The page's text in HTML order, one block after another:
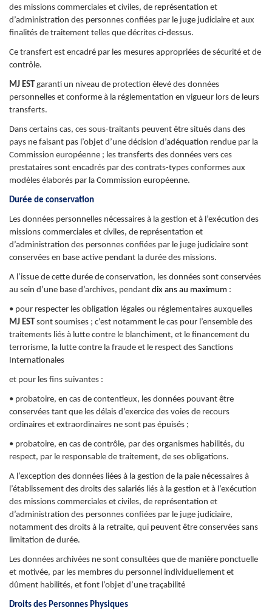
des missions commerciales et civiles, de représentation et
d’administration des personnes confiées par le juge judiciaire et aux
finalités de traitement telles que décrites ci-dessus.
Ce transfert est encadré par les mesures appropriées de sécurité et de
contrôle.
MJ ESTgaranti un niveau de protection élevé des données
personnelles et conforme à la réglementation en vigueur lors de leurs
transferts.
Dans certains cas, ces sous-traitants peuvent être situés dans des
pays ne faisant pas l’objet d’une décision d’adéquation rendue par la
Commission européenne ; les transferts des données vers ces
prestataires sont encadrés par des contrats-types conformes aux
modèles élaborés par la Commission européenne.
Durée de conservation
Les données personnelles nécessaires à la gestion et à l’exécution des
missions commerciales et civiles, de représentation et
d’administration des personnes confiées par le juge judiciaire sont
conservées en base active pendant la durée des missions.
A l’issue de cette durée de conservation, les données sont conservées
au sein d’une base d’archives, pendant dix ans au maximum :
• pour respecter les obligation légales ou réglementaires auxquelles
MJ ESTsont soumises ; c’est notamment le cas pour l’ensemble des
traitements liés à lutte contre le blanchiment, et le financement du
terrorisme, la lutte contre la fraude et le respect des Sanctions
Internationales
et pour les fins suivantes :
• probatoire, en cas de contentieux, les données pouvant être
conservées tant que les délais d’exercice des voies de recours
ordinaires et extraordinaires ne sont pas épuisés ;
• probatoire, en cas de contrôle, par des organismes habilités, du
respect, par le responsable de traitement, de ses obligations.
A l’exception des données liées à la gestion de la paie nécessaires à
l’établissement des droits des salariés liés à la gestion et à l’exécution
des missions commerciales et civiles, de représentation et
d’administration des personnes confiées par le juge judiciaire,
notamment des droits à la retraite, qui peuvent être conservées sans
limitation de durée.
Les données archivées ne sont consultées que de manière ponctuelle
et motivée, par les membres du personnel individuellement et
dûment habilités, et font l’objet d’une traçabilité
Droits des Personnes Physiques